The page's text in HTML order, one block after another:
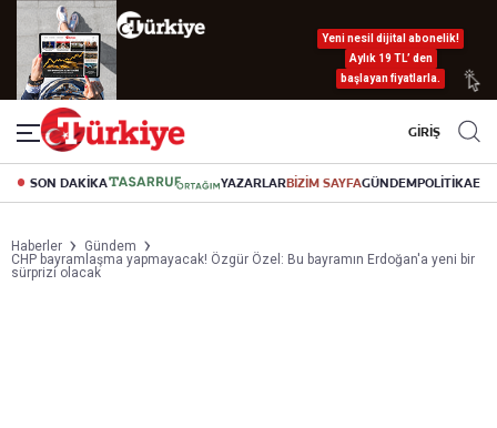
Yeni nesil dijital abonelik!
Aylık 19 TL’ den
başlayan fiyatlarla.
GİRİŞ
SON DAKİKA YAZARLARBİZİM SAYFAGÜNDEMPOLİTİKA
Haberler
Gündem
CHP bayramlaşma yapmayacak! Özgür Özel: Bu bayramın Erdoğan'a yeni bir
sürprizi olacak